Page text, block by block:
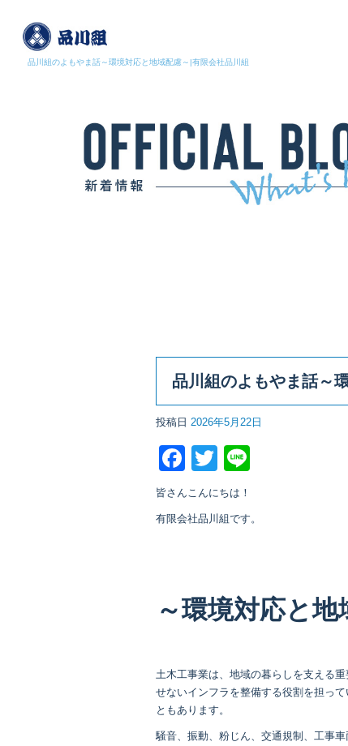
品川組のよもやま話～環境対応と地域配慮～|有限会社品川組
品川組のよもやま話～
投稿日 2026年5月22日
Facebook
Twitter
皆さんこんにちは！
有限会社品川組です。
～環境対応と地
土木工事業は、地域の暮らしを支える
せないインフラを整備する役割を担っ
ともあります。
騒音、振動、粉じん、交通規制、工事